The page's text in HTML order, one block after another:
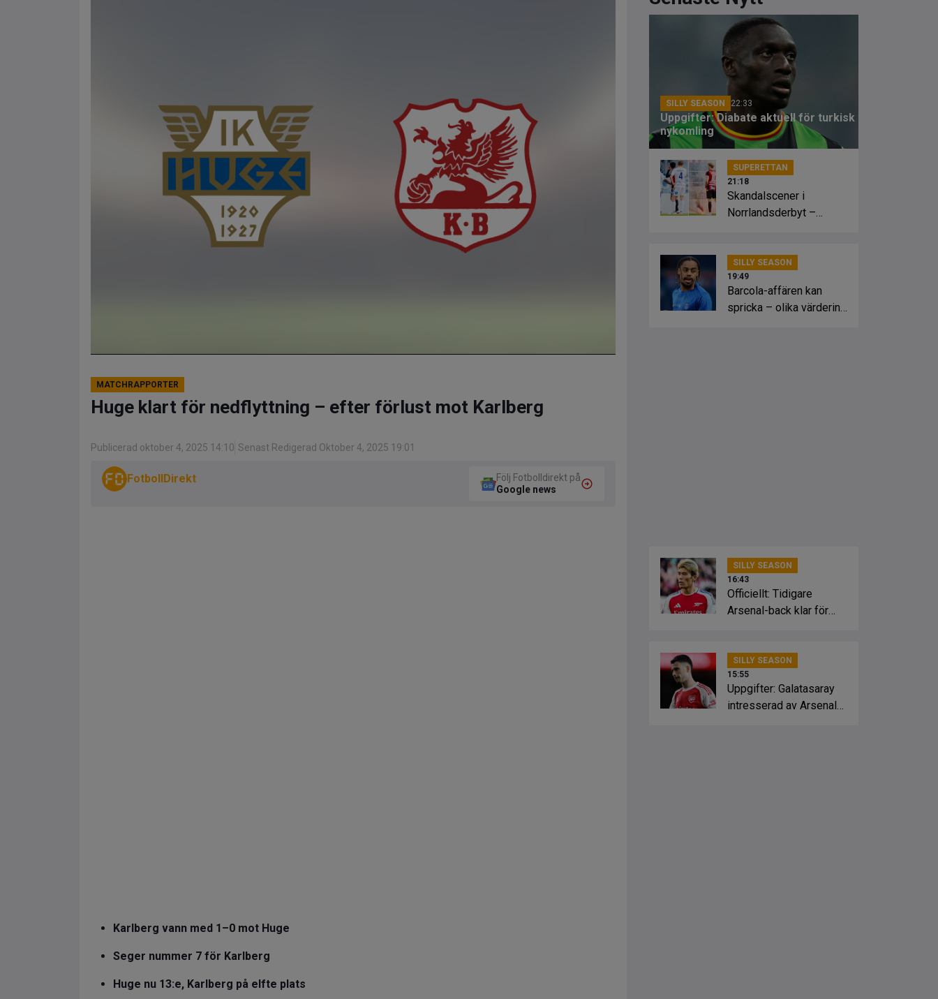
MATCHRAPPORTER
Huge klart för nedflyttning – efter förlust mot Karlberg
Publicerad oktober 4, 2025 14:10 Senast Redigerad Oktober 4, 2025 19:01
FotbollDirekt
Följ Fotbolldirekt på
Google news
Karlberg vann med 1–0 mot Huge
Seger nummer 7 för Karlberg
Huge nu 13:e, Karlberg på elfte plats
SILLY SEASON 22:33
Uppgifter: Diabate aktuell för turkisk
nykomling
SUPERETTAN
21:18
Skandalscener i
Norrlandsderbyt –
SILLY SEASON
19:49
Barcola-affären kan
spricka – olika värdering
SILLY SEASON
16:43
Officiellt: Tidigare
Arsenal-back klar för
SILLY SEASON
15:55
Uppgifter: Galatasaray
intresserad av Arsenal-